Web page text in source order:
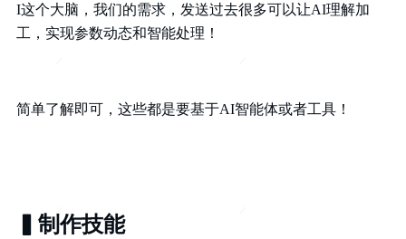
I这个大脑，我们的需求，发送过去很多可以让AI理解加
工，实现参数动态和智能处理！
简单了解即可，这些都是要基于AI智能体或者工具！
▍制作技能